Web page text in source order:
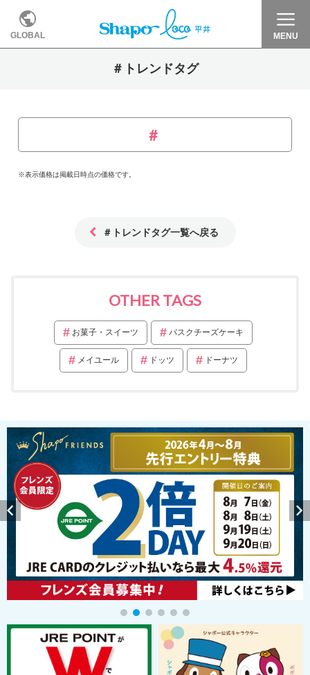
GLOBAL MENU
＃トレンドタグ
※表示価格は掲載日時点の価格です。
＃トレンドタグ一覧へ戻る
OTHER TAGS
お菓子・スイーツ バスクチーズケーキ
メイユール ドッツ ドーナツ